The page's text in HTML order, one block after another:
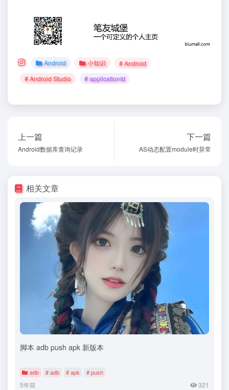
Android 小知识
# Android
# Android Studio
# applicationId
上一篇
Android数据库查询记录
下一篇
AS动态配置module时异常
相关文章
脚本 adb push apk 新版本
adb # adb # apk # push
5年前 321